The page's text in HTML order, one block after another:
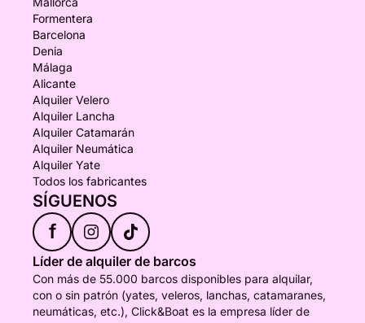
Formentera
Barcelona
Denia
Málaga
Alicante
Alquiler Velero
Alquiler Lancha
Alquiler Catamarán
Alquiler Neumática
Alquiler Yate
Todos los fabricantes
SÍGUENOS
f
Líder de alquiler de barcos
Con más de 55.000 barcos disponibles para alquilar,
con o sin patrón (yates, veleros, lanchas, catamaranes,
neumáticas, etc.), Click&Boat es la empresa líder de